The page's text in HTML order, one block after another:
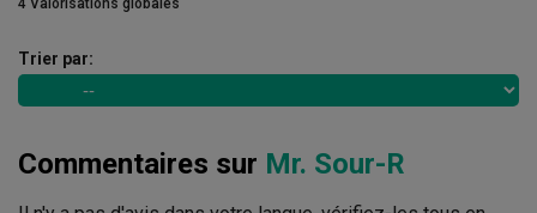
4 Valorisations globales
Trier par:
Commentaires sur Mr. Sour-R